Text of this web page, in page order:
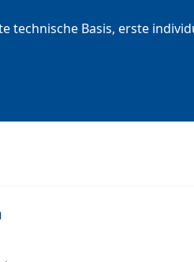
technische Basis, erste